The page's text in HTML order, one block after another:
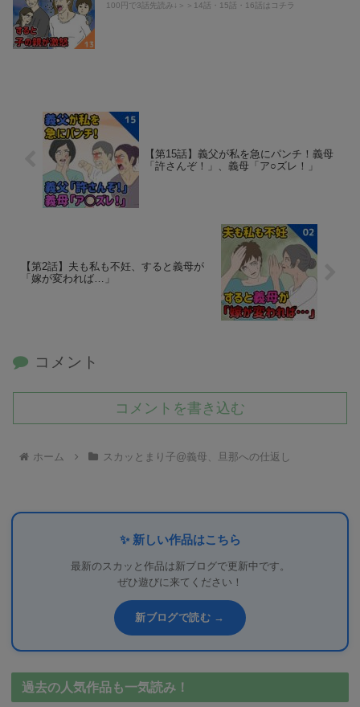
100円で3話先読み↓＞＞14話・15話・16話はコチラ
【第15話】義父が私を急にパンチ！義母
「許さんぞ！」、義母「ア○ズレ！」
【第2話】夫も私も不妊、すると義母が
「嫁が変われば…」
コメント
コメントを書き込む
ホーム スカッとまり子@義母、旦那への仕返し
✨ 新しい作品はこちら
最新のスカッと作品は新ブログで更新中です。
ぜひ遊びに来てください！
新ブログで読む →
過去の人気作品も一気読み！